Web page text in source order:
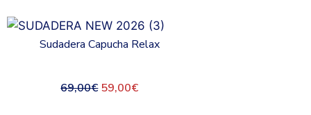
Sudadera Capucha Relax
69,00€ 59,00€